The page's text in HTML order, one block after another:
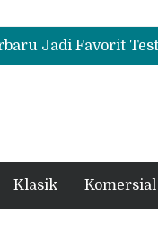
Klasik Komersial